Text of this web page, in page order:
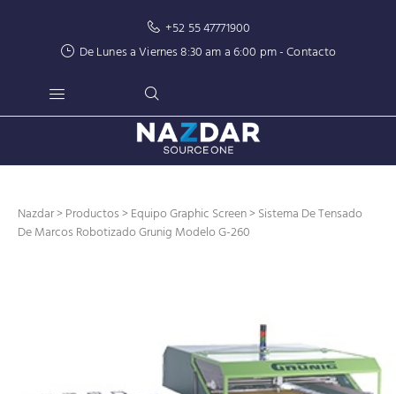
+52 55 47771900
De Lunes a Viernes 8:30 am a 6:00 pm -Contacto
Nazdar>Productos>Equipo Graphic Screen> Sistema De Tensado
De Marcos Robotizado Grunig Modelo G-260